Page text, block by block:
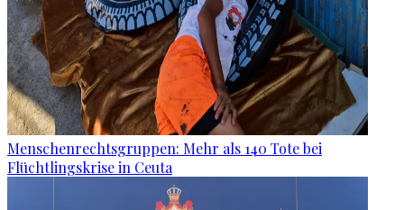
Menschenrechtsgruppen: Mehr als 140 Tote bei
Flüchtlingskrise in Ceuta